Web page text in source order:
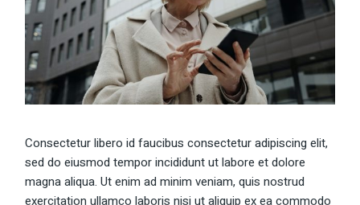
Consectetur libero id faucibus consectetur adipiscing elit,
sed do eiusmod tempor incididunt ut labore et dolore
magna aliqua. Ut enim ad minim veniam, quis nostrud
exercitation ullamco laboris nisi ut aliquip ex ea commodo